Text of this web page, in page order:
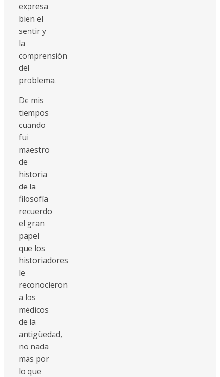
expresa
bien el
sentir y
la
comprensión
del
problema.
De mis
tiempos
cuando
fui
maestro
de
historia
de la
filosofía
recuerdo
el gran
papel
que los
historiadores
le
reconocieron
a los
médicos
de la
antigüedad,
no nada
más por
lo que